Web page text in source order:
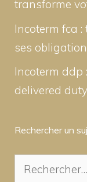
transforme
Incoterm fca
ses
Incoterm ddp
delivered
Rechercher un
Rechercher :